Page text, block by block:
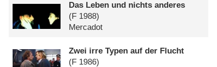
Das Leben und nichts anderes
(F 1988)
Mercadot
Zwei irre Typen auf der Flucht
(F 1986)